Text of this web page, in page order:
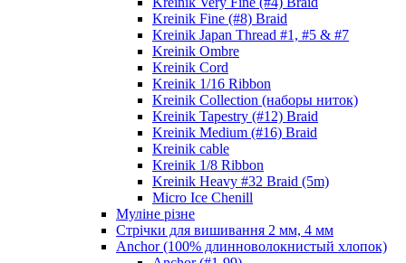
Kreinik Fine (#8) Braid
Kreinik Japan Thread #1, #5 & #7
Kreinik Ombre
Kreinik Cord
Kreinik 1/16 Ribbon
Kreinik Collection (наборы ниток)
Kreinik Tapestry (#12) Braid
Kreinik Medium (#16) Braid
Kreinik cable
Kreinik 1/8 Ribbon
Kreinik Heavy #32 Braid (5m)
Micro Ice Chenill
Муліне різне
Стрічки для вишивання 2 мм, 4 мм
Anchor (100% длинноволокнистый хлопок)